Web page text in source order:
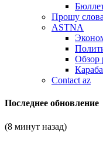
Прошу слова
ASTNA
Обзор
Contact az
Последнее обновление
(8 минут назад)